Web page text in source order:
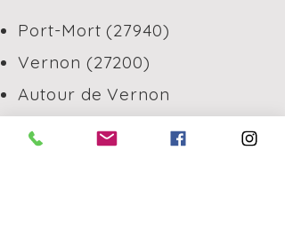
Port-Mort (27940)
Vernon (27200)
Autour de Vernon